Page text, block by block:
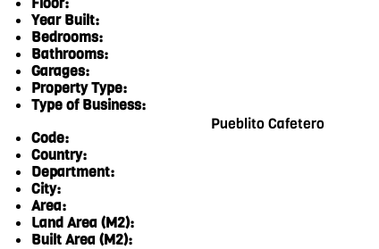
Year Built:
Bedrooms:
Bathrooms:
Garages:
Property Type:
Type of Business:
Code:
Country:
Department:
City:
Area:
Land Area (M2):
Built Area (M2):
Pueblito Cafetero